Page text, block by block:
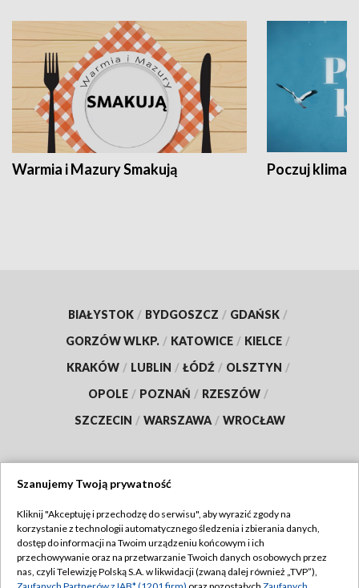
Warmia i Mazury Smakują Poczuj klimat
BIAŁYSTOK / BYDGOSZCZ / GDAŃSK /
GORZÓW WLKP. / KATOWICE / KIELCE /
KRAKÓW / LUBLIN / ŁÓDŹ / OLSZTYN /
OPOLE / POZNAŃ / RZESZÓW /
SZCZECIN / WARSZAWA / WROCŁAW
TVP
Abonament TVP
Emisja w TVP
Regulamin TVP
Szanujemy Twoją prywatność
Kliknij "Akceptuję i przechodzę do serwisu", aby wyrazić zgody na
korzystanie z technologii automatycznego śledzenia i zbierania danych,
dostęp do informacji na Twoim urządzeniu końcowym i ich
przechowywanie oraz na przetwarzanie Twoich danych osobowych przez
nas, czyli Telewizję Polską S.A. w likwidacji (zwaną dalej również „TVP”),